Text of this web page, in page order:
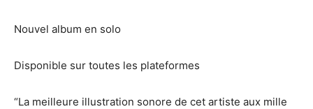
Nouvel album en solo
Disponible sur toutes les plateformes
“La meilleure illustration sonore de cet artiste aux mille